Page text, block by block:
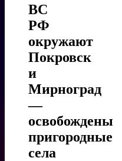
ВС
РФ
окружают
Покровск
и
Мирноград
—
освобождены
пригородные
села